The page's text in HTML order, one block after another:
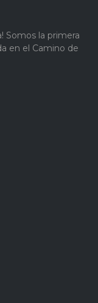
Somos la primera
en el Camino de